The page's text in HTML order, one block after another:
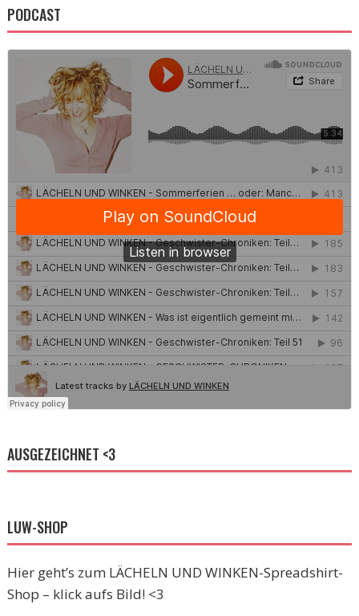
PODCAST
AUSGEZEICHNET <3
LUW-SHOP
Hier geht’s zum LÄCHELN UND WINKEN-Spreadshirt-
Shop – klick aufs Bild! <3